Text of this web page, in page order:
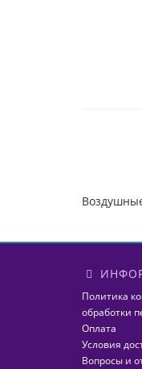
Политика
обработки
Оплата
Условия
Вопросы и